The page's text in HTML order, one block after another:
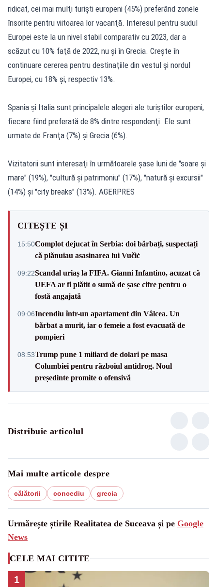
ridicat, cei mai mulţi turişti europeni (45%) preferând zonele
însorite pentru viitoarea lor vacanţă. Interesul pentru sudul
Europei este la un nivel stabil comparativ cu 2023, dar a
scăzut cu 10% faţă de 2022, nu şi în Grecia. Creşte în
continuare cererea pentru destinaţiile din vestul şi nordul
Europei, cu 18% şi, respectiv 13%.
Spania şi Italia sunt principalele alegeri ale turiştilor europeni,
fiecare fiind preferată de 8% dintre respondenţi. Ele sunt
urmate de Franţa (7%) şi Grecia (6%).
Vizitatorii sunt interesaţi în următoarele şase luni de "soare şi
mare" (19%), "cultură şi patrimoniu" (17%), "natură şi excursii"
(14%) şi "city breaks" (13%). AGERPRES
CITEȘTE ȘI
15:50Complot dejucat în Serbia: doi bărbați, suspectați
că plănuiau asasinarea lui Vučić
09:22Scandal uriaș la FIFA. Gianni Infantino, acuzat că
UEFA ar fi plătit o sumă de șase cifre pentru o
fostă angajată
09:06Incendiu într-un apartament din Vâlcea. Un
bărbat a murit, iar o femeie a fost evacuată de
pompieri
08:53Trump pune 1 miliard de dolari pe masa
Columbiei pentru războiul antidrog. Noul
președinte promite o ofensivă
Distribuie articolul
Mai multe articole despre
călătorii concediu grecia
Urmărește știrile Realitatea de Suceava și pe Google
News
CELE MAI CITITE
1